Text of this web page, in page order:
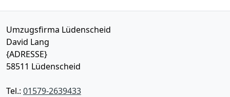
Umzugsfirma Lüdenscheid
David Lang
{ADRESSE}
58511 Lüdenscheid
Tel.: 01579-2639433